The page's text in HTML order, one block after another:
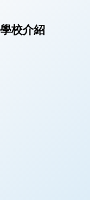
學校介紹